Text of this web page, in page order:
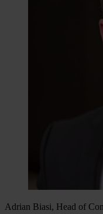
Adrian Biasi, Head of